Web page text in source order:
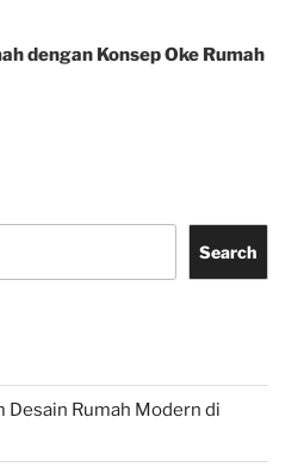
dengan Konsep Oke Rumah
Search
Desain Rumah Modern di